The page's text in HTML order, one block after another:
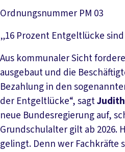
Ordnungsnummer PM 03
„16 Prozent Entgeltlücke
Aus kommunaler Sicht
ausgebaut und die
Bezahlung in den
der Entgeltlücke“, sagt
neue Bundesregierung auf,
Grundschulalter gilt ab
gelingt. Denn wer Fachkräfte